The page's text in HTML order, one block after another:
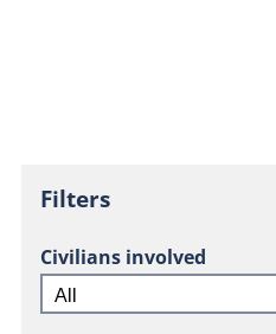
Filters
Civilians involved